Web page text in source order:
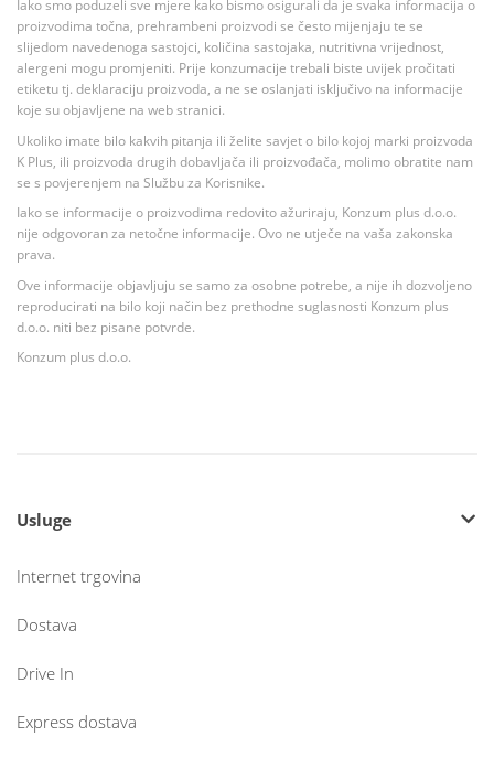
Iako smo poduzeli sve mjere kako bismo osigurali da je svaka informacija o
proizvodima točna, prehrambeni proizvodi se često mijenjaju te se
slijedom navedenoga sastojci, količina sastojaka, nutritivna vrijednost,
alergeni mogu promjeniti. Prije konzumacije trebali biste uvijek pročitati
etiketu tj. deklaraciju proizvoda, a ne se oslanjati isključivo na informacije
koje su objavljene na web stranici.
Ukoliko imate bilo kakvih pitanja ili želite savjet o bilo kojoj marki proizvoda
K Plus, ili proizvoda drugih dobavljača ili proizvođača, molimo obratite nam
se s povjerenjem na Službu za Korisnike.
Iako se informacije o proizvodima redovito ažuriraju, Konzum plus d.o.o.
nije odgovoran za netočne informacije. Ovo ne utječe na vaša zakonska
prava.
Ove informacije objavljuju se samo za osobne potrebe, a nije ih dozvoljeno
reproducirati na bilo koji način bez prethodne suglasnosti Konzum plus
d.o.o. niti bez pisane potvrde.
Konzum plus d.o.o.
Usluge
Internet trgovina
Dostava
Drive In
Express dostava